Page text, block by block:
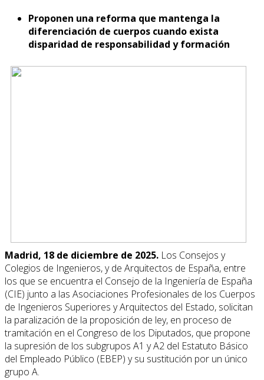
Proponen una reforma que mantenga la
diferenciación de cuerpos cuando exista
disparidad de responsabilidad y formación
Madrid, 18 de diciembre de 2025. Los Consejos y
Colegios de Ingenieros, y de Arquitectos de España, entre
los que se encuentra el Consejo de la Ingeniería de España
(CIE) junto a las Asociaciones Profesionales de los Cuerpos
de Ingenieros Superiores y Arquitectos del Estado, solicitan
la paralización de la proposición de ley, en proceso de
tramitación en el Congreso de los Diputados, que propone
la supresión de los subgrupos A1 y A2 del Estatuto Básico
del Empleado Público (EBEP) y su sustitución por un único
grupo A.